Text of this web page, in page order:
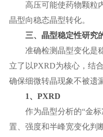
高压可能使药物颗粒
晶型向稳态晶型转化。
三、晶型稳定性研究
准确检测晶型变化是
立了以PXRD为核心，结
确保细微转晶现象不被遗
1、PXRD
作为晶型分析的“金
置、强度和半峰宽变化判